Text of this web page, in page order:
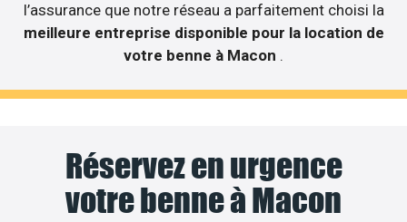
l’assurance que notre réseau a parfaitement choisi la
meilleure entreprise disponible pour la location de
votre benne à Macon .
Réservez en urgence
votre benne à Macon